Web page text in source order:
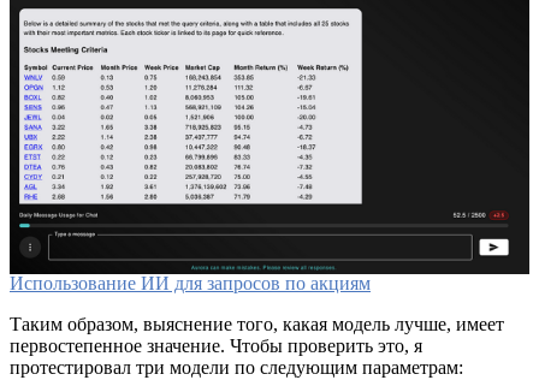
Использование ИИ для запросов по акциям
Таким образом, выяснение того, какая модель лучше, имеет
первостепенное значение. Чтобы проверить это, я
протестировал три модели по следующим параметрам: